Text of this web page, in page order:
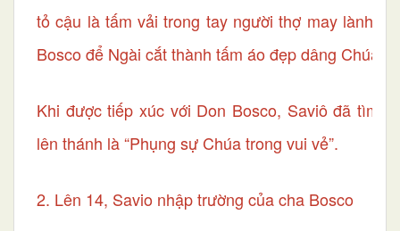
tỏ cậu là tấm vải trong tay người thợ may lành
Bosco để Ngài cắt thành tấm áo đẹp dâng Chúa.
Khi được tiếp xúc với Don Bosco, Saviô đã tìm
lên thánh là “Phụng sự Chúa trong vui vẻ”.
2. Lên 14, Savio nhập trường của cha Bosco